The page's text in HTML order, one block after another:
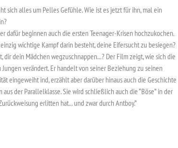
sich alles um Pelles Gefühle. Wie ist es jetzt für ihn, mal ein
dafür beginnen auch die ersten Teenager-Krisen hochzukochen.
wichtige Kampf darin besteht, deine Eifersucht zu besiegen?
dir dein Mädchen wegzuschnappen...? Der Film zeigt, wie sich die
verändert. Er handelt von seiner Beziehung zu seinen
eingeweiht ind, erzählt aber darüber hinaus auch die Geschichte
der Parallelklasse. Sie wird schließlich auch die “Böse” in der
erlitten hat... und zwar durch Antboy.”